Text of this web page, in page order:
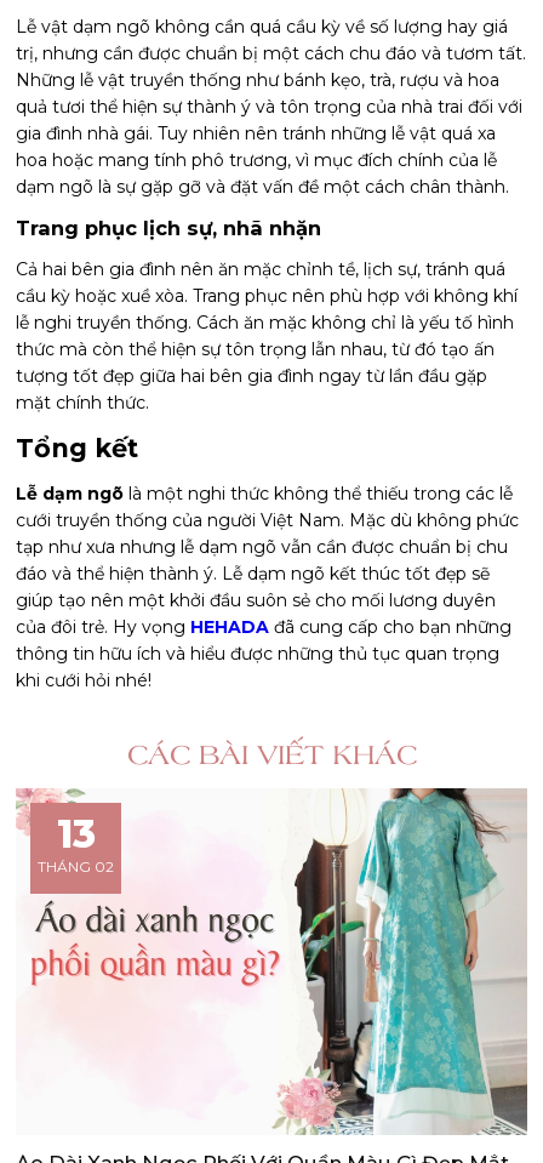
Lễ vật dạm ngõ không cần quá cầu kỳ về số lượng hay giá
trị, nhưng cần được chuẩn bị một cách chu đáo và tươm tất.
Những lễ vật truyền thống như bánh kẹo, trà, rượu và hoa
quả tươi thể hiện sự thành ý và tôn trọng của nhà trai đối với
gia đình nhà gái. Tuy nhiên nên tránh những lễ vật quá xa
hoa hoặc mang tính phô trương, vì mục đích chính của lễ
dạm ngõ là sự gặp gỡ và đặt vấn đề một cách chân thành.
Trang phục lịch sự, nhã nhặn
Cả hai bên gia đình nên ăn mặc chỉnh tề, lịch sự, tránh quá
cầu kỳ hoặc xuề xòa. Trang phục nên phù hợp với không khí
lễ nghi truyền thống. Cách ăn mặc không chỉ là yếu tố hình
thức mà còn thể hiện sự tôn trọng lẫn nhau, từ đó tạo ấn
tượng tốt đẹp giữa hai bên gia đình ngay từ lần đầu gặp
mặt chính thức.
Tổng kết
Lễ dạm ngõ là một nghi thức không thể thiếu trong các lễ
cưới truyền thống của người Việt Nam. Mặc dù không phức
tạp như xưa nhưng lễ dạm ngõ vẫn cần được chuẩn bị chu
đáo và thể hiện thành ý. Lễ dạm ngõ kết thúc tốt đẹp sẽ
giúp tạo nên một khởi đầu suôn sẻ cho mối lương duyên
của đôi trẻ. Hy vọng HEHADA đã cung cấp cho bạn những
thông tin hữu ích và hiểu được những thủ tục quan trọng
khi cưới hỏi nhé!
CÁC BÀI VIẾT KHÁC
13
THÁNG 02